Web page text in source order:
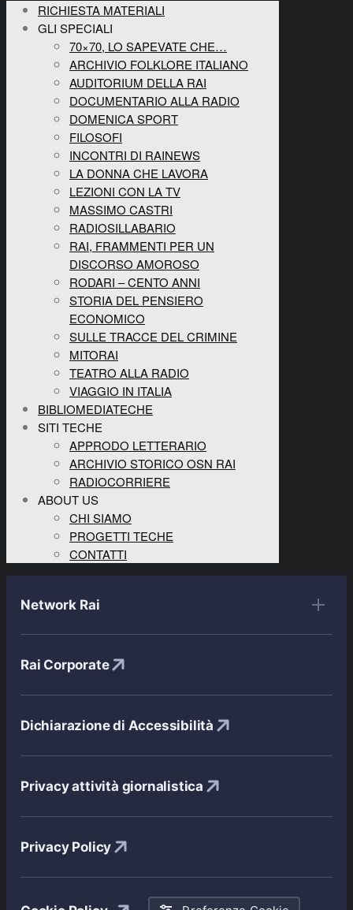
RICHIESTA MATERIALI
GLI SPECIALI
70×70, LO SAPEVATE CHE…
ARCHIVIO FOLKLORE ITALIANO
AUDITORIUM DELLA RAI
DOCUMENTARIO ALLA RADIO
DOMENICA SPORT
FILOSOFI
INCONTRI DI RAINEWS
LA DONNA CHE LAVORA
LEZIONI CON LA TV
MASSIMO CASTRI
RADIOSILLABARIO
RAI, FRAMMENTI PER UN
DISCORSO AMOROSO
RODARI – CENTO ANNI
STORIA DEL PENSIERO
ECONOMICO
SULLE TRACCE DEL CRIMINE
MITORAI
TEATRO ALLA RADIO
VIAGGIO IN ITALIA
BIBLIOMEDIATECHE
SITI TECHE
APPRODO LETTERARIO
ARCHIVIO STORICO OSN RAI
RADIOCORRIERE
ABOUT US
CHI SIAMO
PROGETTI TECHE
CONTATTI